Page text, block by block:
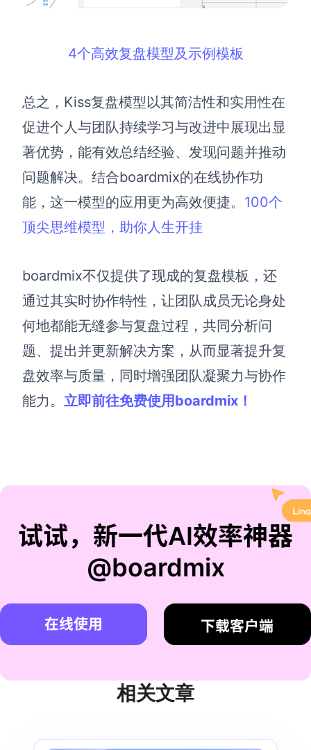
4个高效复盘模型及示例模板
总之，Kiss复盘模型以其简洁性和实用性在
促进个人与团队持续学习与改进中展现出显
著优势，能有效总结经验、发现问题并推动
问题解决。结合boardmix的在线协作功
能，这一模型的应用更为高效便捷。 100个
顶尖思维模型，助你人生开挂
boardmix不仅提供了现成的复盘模板，还
通过其实时协作特性，让团队成员无论身处
何地都能无缝参与复盘过程，共同分析问
题、提出并更新解决方案，从而显著提升复
盘效率与质量，同时增强团队凝聚力与协作
能力。 立即前往免费使用boardmix ！
试试，新一代AI效率神器
@boardmix
在线使用 下载客户端
相关文章